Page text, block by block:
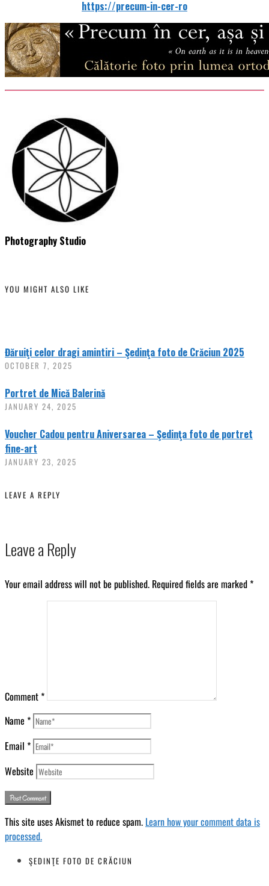
https://precum-in-cer-ro
Photography Studio
YOU MIGHT ALSO LIKE
Đăruiţi celor dragi amintiri – Şedinţa foto de Crăciun 2025
OCTOBER 7, 2025
Portret de Mică Balerină
JANUARY 24, 2025
Voucher Cadou pentru Aniversarea – Şedinţa foto de portret
fine-art
JANUARY 23, 2025
LEAVE A REPLY
Leave a Reply
Your email address will not be published. Required fields are marked*
Comment*
Name *
Email *
Website
This site uses Akismet to reduce spam. Learn how your comment data is
processed.
ŞEDINŢE FOTO DE CRĂCIUN